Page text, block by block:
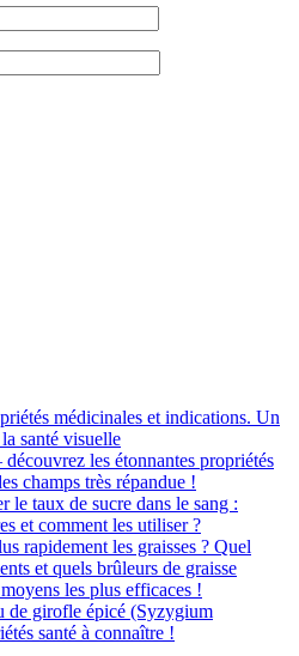
médicinales et indications. Un
santé visuelle
les étonnantes propriétés
champs très répandue !
le taux de sucre dans le sang :
et comment les utiliser ?
rapidement les graisses ? Quel
et quels brûleurs de graisse
les plus efficaces !
de girofle épicé (Syzygium
santé à connaître !